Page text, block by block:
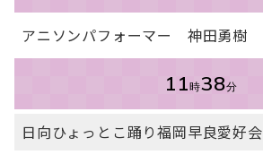
アニソンパフォーマー 神田勇樹
11時38分
日向ひょっとこ踊り福岡早良愛好会